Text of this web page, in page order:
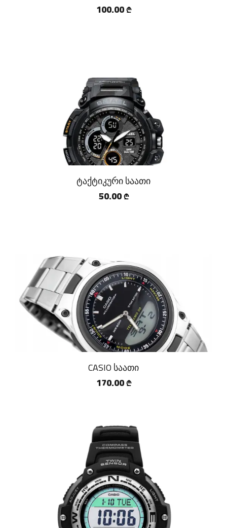
100.00 ₾
ტაქტიკური საათი
50.00 ₾
CASIO საათი
170.00 ₾